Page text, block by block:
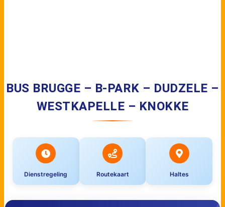
BUS BRUGGE – B-PARK – DUDZELE –
WESTKAPELLE – KNOKKE
Dienstregeling Routekaart Haltes